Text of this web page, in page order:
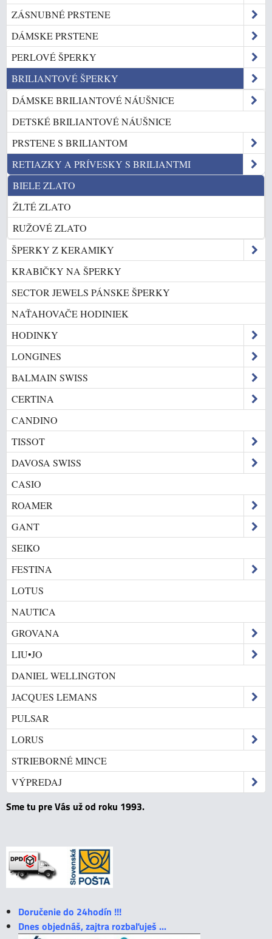
ZÁSNUBNÉ PRSTENE
DÁMSKE PRSTENE
PERLOVÉ ŠPERKY
BRILIANTOVÉ ŠPERKY
DÁMSKE BRILIANTOVÉ NÁUŠNICE
DETSKÉ BRILIANTOVÉ NÁUŠNICE
PRSTENE S BRILIANTOM
RETIAZKY A PRÍVESKY S BRILIANTMI
BIELE ZLATO
ŽLTÉ ZLATO
RUŽOVÉ ZLATO
ŠPERKY Z KERAMIKY
KRABIČKY NA ŠPERKY
SECTOR JEWELS PÁNSKE ŠPERKY
NAŤAHOVAČE HODINIEK
HODINKY
LONGINES
BALMAIN SWISS
CERTINA
CANDINO
TISSOT
DAVOSA SWISS
CASIO
ROAMER
GANT
SEIKO
FESTINA
LOTUS
NAUTICA
GROVANA
LIU•JO
DANIEL WELLINGTON
JACQUES LEMANS
PULSAR
LORUS
STRIEBORNÉ MINCE
VÝPREDAJ
Sme tu pre Vás už od roku 1993.
Doručenie do 24hodín !!!
Dnes objednáš, zajtra rozbaľuješ ...